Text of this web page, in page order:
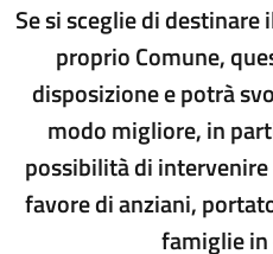
Se si sceglie di destinare
proprio Comune,
disposizione e potrà
modo migliore, in
possibilità di
favore di anziani,
famiglie